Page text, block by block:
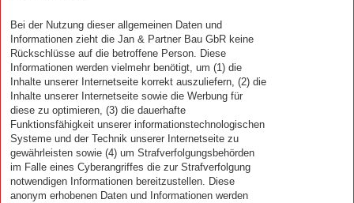
Bei der Nutzung dieser allgemeinen Daten und
Informationen zieht die Jan & Partner Bau GbR keine
Rückschlüsse auf die betroffene Person. Diese
Informationen werden vielmehr benötigt, um (1) die
Inhalte unserer Internetseite korrekt auszuliefern, (2) die
Inhalte unserer Internetseite sowie die Werbung für
diese zu optimieren, (3) die dauerhafte
Funktionsfähigkeit unserer informationstechnologischen
Systeme und der Technik unserer Internetseite zu
gewährleisten sowie (4) um Strafverfolgungsbehörden
im Falle eines Cyberangriffes die zur Strafverfolgung
notwendigen Informationen bereitzustellen. Diese
anonym erhobenen Daten und Informationen werden